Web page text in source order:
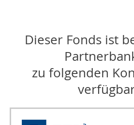
Dieser Fonds ist
zu folgenden